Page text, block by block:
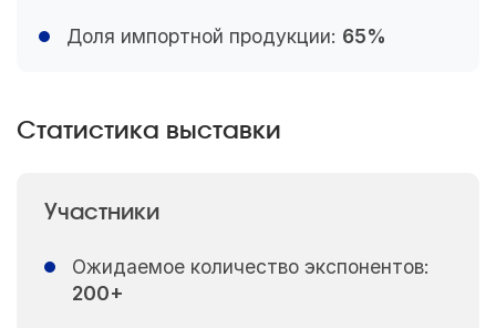
Доля импортной продукции: 65%
Статистика выставки
Участники
Ожидаемое количество экспонентов:
200+